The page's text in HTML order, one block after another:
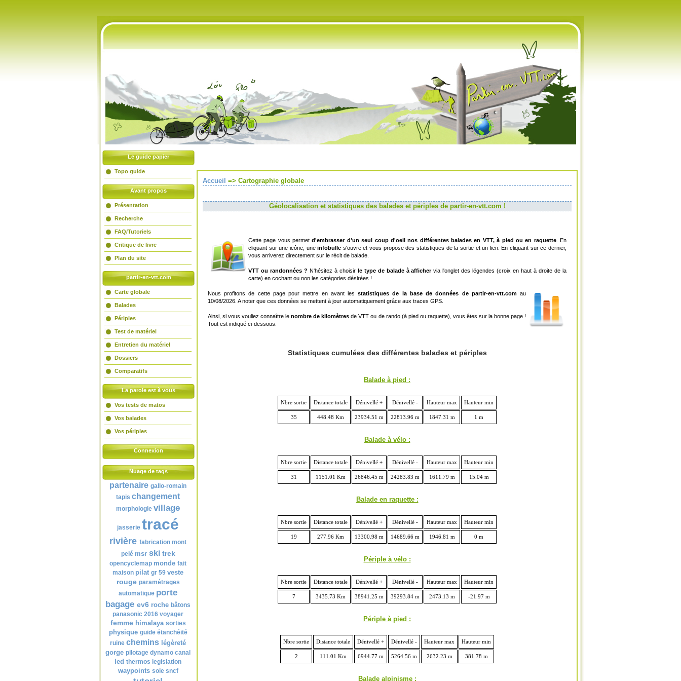
Le guide papier
Topo guide
Avant propos
Présentation
Recherche
FAQ/Tutoriels
Critique de livre
Plan du site
partir-en-vtt.com
Carte globale
Balades
Périples
Test de matériel
Entretien du matériel
Dossiers
Comparatifs
La parole est à vous
Vos tests de matos
Vos balades
Vos périples
Connexion
Nuage de tags
partenaire gallo-romain
tapis changement
morphologie village
jasserie tracé
rivière fabrication mont
pelé msr ski trek
opencyclemap monde fait
maison pilat gr 59 veste
rouge paramétrages
automatique porte
bagage ev6 roche bâtons
panasonic 2016 voyager
femme himalaya sorties
physique guide étanchéité
ruine chemins légèreté
gorge pilotage dynamo canal
led thermos legislation
waypoints soie sncf
Accueil => Cartographie globale
Géolocalisation et statistiques des balades et périples de partir-en-vtt.com !
Cette page vous permetd'embrasser d'un seul coup d'oeil nos différentes balades en VTT, à pied ou en raquette. En
cliquant sur une icône, uneinfobulle s'ouvre et vous propose des statistiques de la sortie et un lien. En cliquant sur ce dernier,
vous arriverez directement sur le récit de balade.
VTT ou randonnées ? N'hésitez à choisir le type de balade à affichervia l'onglet des légendes (croix en haut à droite de la
carte) en cochant ou non les catégories désirées !
Nous profitons de cette page pour mettre en avant lesstatistiques de la base de données de partir-en-vtt.comau
10/08/2026. A noter que ces données se mettent à jour automatiquement grâce aux traces GPS.
Ainsi, si vous vouliez connaître lenombre de kilomètresde VTT ou de rando (à pied ou raquette), vous êtes sur la bonne page !
Tout est indiqué ci-dessous.
Statistiques cumulées des différentes balades et périples
Balade à pied :
Nbre sortie Distance totale Dénivellé + Dénivellé - Hauteur max Hauteur min
35 448.48 Km 23934.51 m 22813.96 m 1847.31 m 1 m
Balade à vélo :
Nbre sortie Distance totale Dénivellé + Dénivellé - Hauteur max Hauteur min
31 1151.01 Km 26846.45 m 24283.83 m 1611.79 m 15.04 m
Balade en raquette :
Nbre sortie Distance totale Dénivellé + Dénivellé - Hauteur max Hauteur min
19 277.96 Km 13300.98 m 14689.66 m 1946.81 m 0 m
Périple à vélo :
Nbre sortie Distance totale Dénivellé + Dénivellé - Hauteur max Hauteur min
7 3435.73 Km 38941.25 m 39293.84 m 2473.13 m -21.97 m
Périple à pied :
Nbre sortie Distance totale Dénivellé + Dénivellé - Hauteur max Hauteur min
2 111.01 Km 6944.77 m 5264.56 m 2632.23 m 381.78 m
Balade alpinisme :